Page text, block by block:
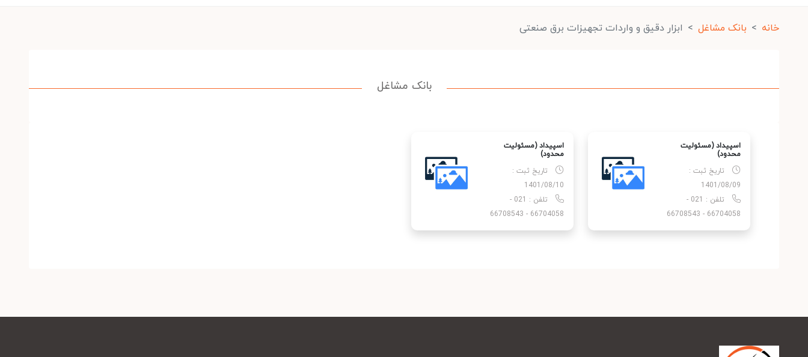
خانه بانک مشاغل ابزار دقیق و واردات تجهیزات برق صنعتی
بانک مشاغل
اسپیداد (مسئولیت
محدود)
تاریخ ثبت :
1401/08/09
تلفن : 021 -
66704058 - 66708543
اسپیداد (مسئولیت
محدود)
تاریخ ثبت :
1401/08/10
تلفن : 021 -
66704058 - 66708543